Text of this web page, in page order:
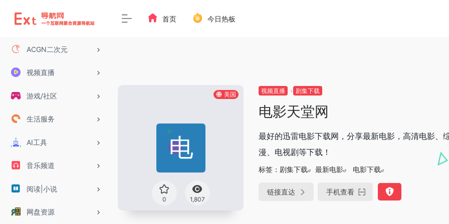
ACGN二次元
视频直播
游戏/社区
生活服务
AI工具
音乐频道
阅读|小说
网盘资源
首页 今日热板
美国
0 1,807
视频直播 剧集下载
电影天堂网
最好的迅雷电影下载网，分享最新电影，高清电影、
漫、电视剧等下载！
标签： 剧集下载 最新电影 电影下载
链接直达 手机查看